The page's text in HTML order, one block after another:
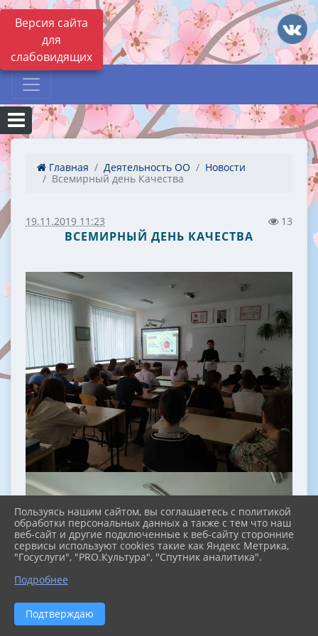
Версия сайта
для
слабовидящих
Главная Деятельность ОО
Новости
Всемирный день Качества
19.11.2019 11:23 13
ВСЕМИРНЫЙ ДЕНЬ КАЧЕСТВА
Пользуясь нашим сайтом, вы соглашаетесь с политикой
обработки персональных данных а также с тем что наш
веб-сайт и другие подключенные к веб-сайту сторонние
сервисы используют cookies такие как Яндекс Метрика,
"Госуслуги", "PRO.Культура", "Спутник аналитика".
Подробнее
Подтверждаю